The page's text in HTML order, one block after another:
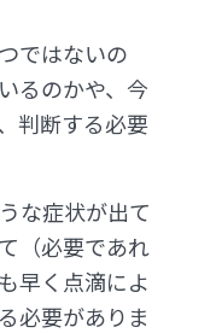
ではないの
るのかや、今
判断する必要
な症状が出て
（必要であれ
早く点滴によ
必要がありま